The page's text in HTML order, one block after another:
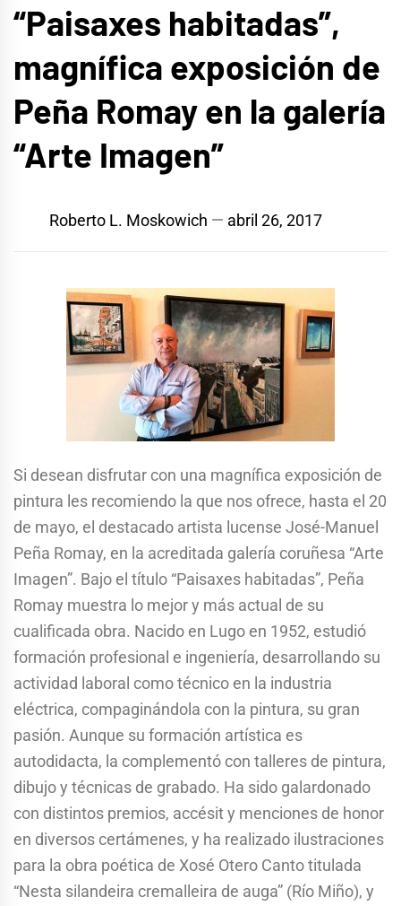
“Paisaxes habitadas”,
magnífica exposición de
Peña Romay en la galería
“Arte Imagen”
Roberto L. Moskowich abril 26, 2017
Si desean disfrutar con una magnífica exposición de
pintura les recomiendo la que nos ofrece, hasta el 20
de mayo, el destacado artista lucense José-Manuel
Peña Romay, en la acreditada galería coruñesa “Arte
Imagen”. Bajo el título “Paisaxes habitadas”, Peña
Romay muestra lo mejor y más actual de su
cualificada obra. Nacido en Lugo en 1952, estudió
formación profesional e ingeniería, desarrollando su
actividad laboral como técnico en la industria
eléctrica, compaginándola con la pintura, su gran
pasión. Aunque su formación artística es
autodidacta, la complementó con talleres de pintura,
dibujo y técnicas de grabado. Ha sido galardonado
con distintos premios, accésit y menciones de honor
en diversos certámenes, y ha realizado ilustraciones
para la obra poética de Xosé Otero Canto titulada
“Nesta silandeira cremalleira de auga” (Río Miño), y